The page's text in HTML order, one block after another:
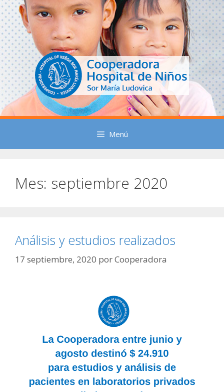
Saltar
al
contenido
Menú
Mes: septiembre 2020
Análisis y estudios realizados
17 septiembre, 2020 porCooperadora